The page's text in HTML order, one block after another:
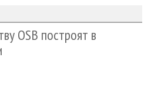
OSB построят в